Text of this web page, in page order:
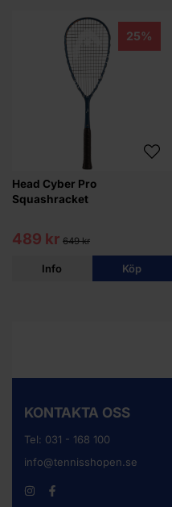
25%
Head Cyber Pro
Squashracket
489 kr 649 kr
Info Köp
KONTAKTA OSS
Tel: 031 - 168 100
info@tennisshopen.se